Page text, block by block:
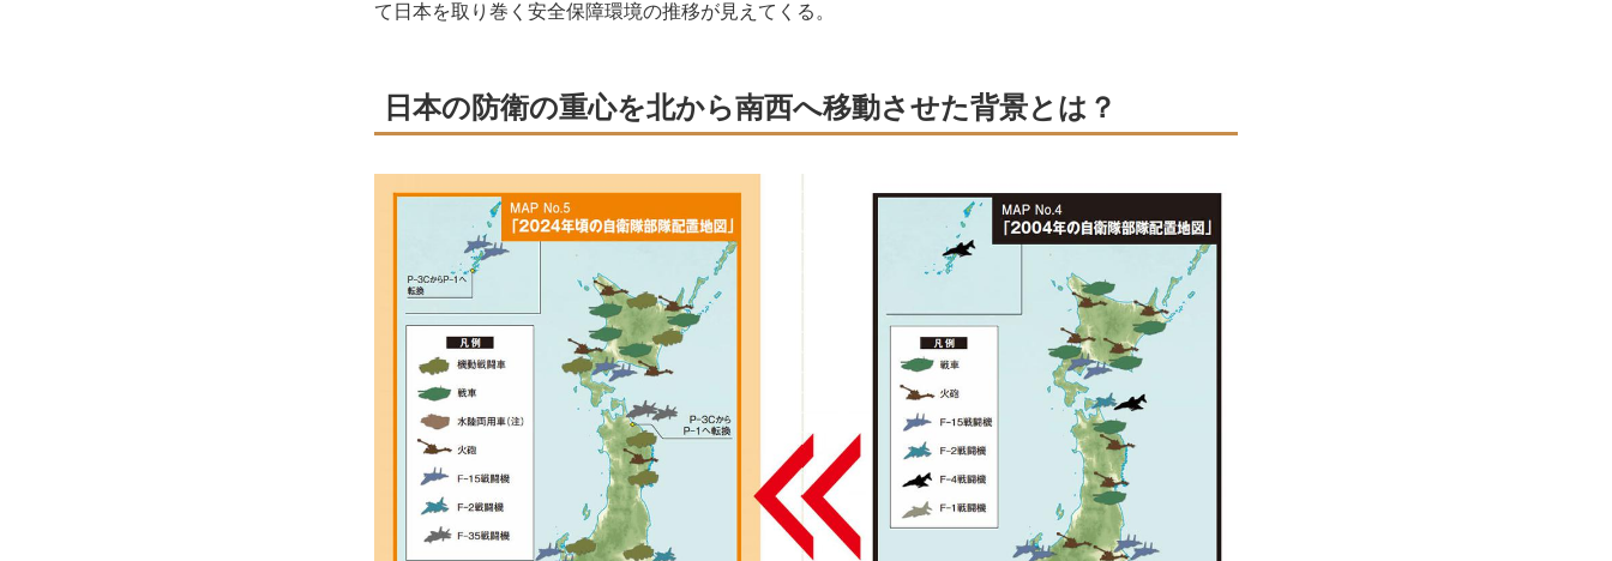
て日本を取り巻く安全保障環境の推移が見えてくる。
日本の防衛の重心を北から南西へ移動させた背景とは？